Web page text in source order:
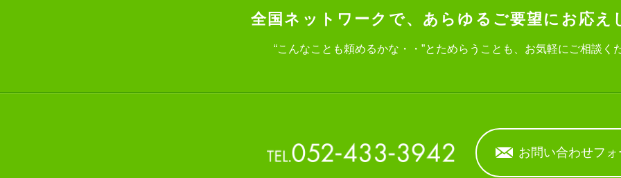
全国ネットワークで、 あらゆるご要望にお応え
“こんなことも頼めるかな・・”と ためらうことも、お気軽にご相談く
お問い合わせフォ